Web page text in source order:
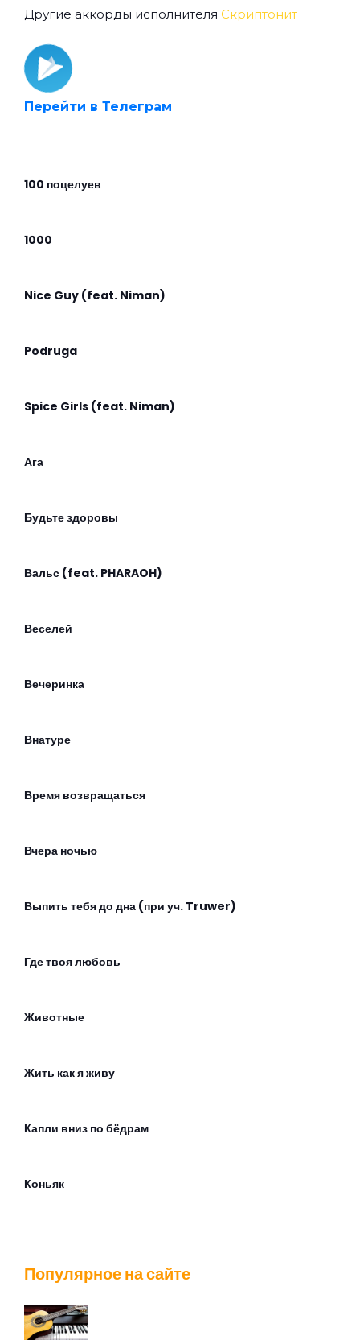
Другие аккорды исполнителя Скриптонит
Перейти в Телеграм
100 поцелуев
1000
Nice Guy (feat. Niman)
Podruga
Spice Girls (feat. Niman)
Ага
Будьте здоровы
Вальс (feat. PHARAOH)
Веселей
Вечеринка
Внатуре
Время возвращаться
Вчера ночью
Выпить тебя до дна (при уч. Truwer)
Где твоя любовь
Животные
Жить как я живу
Капли вниз по бёдрам
Коньяк
Популярное на сайте